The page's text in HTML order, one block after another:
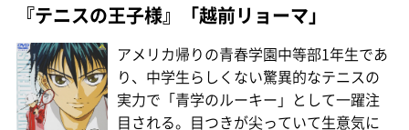
『テニスの王子様』「越前リョーマ」
アメリカ帰りの青春学園中等部1年生であ
り、中学生らしくない驚異的なテニスの
実力で「青学のルーキー」として一躍注
目される。目つきが尖っていて生意気に